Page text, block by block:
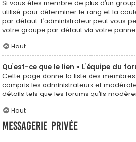
Si vous êtes membre de plus d’un
utilisé pour déterminer le rang et la
par défaut. L’administrateur peut vous
votre groupe par défaut via votre
Haut
Qu’est-ce que le lien « L’équipe du
Cette page donne la liste des membres
compris les administrateurs et
détails tels que les forums qu’ils
Haut
Messagerie privée